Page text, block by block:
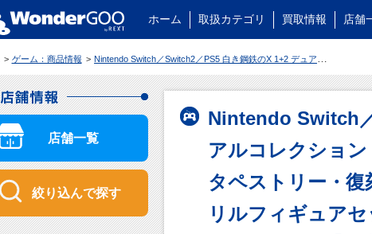
ホーム 取扱カテゴリ 買取情報 店舗
ゲーム：商品情報 Nintendo Switch／Switch2／PS5 白き鋼鉄のX 1+2 デュアルコレクション【アキュROROセット】描き下ろしB2タペストリー・復刻B2タペストリー・マグカップ・アクリルフィギュアセット・特大タペストリー2種（アキュラ・RORO）【限定セット】描き下ろしB2タペストリー・復刻B2タペストリー・マグカップ・アクリルフィギュアセット【オリ特】描き下ろしB2タペストリー
Nintendo Switch
アルコレクショ
タペストリー・
リルフィギュア
店舗情報
店舗一覧
絞り込んで探す